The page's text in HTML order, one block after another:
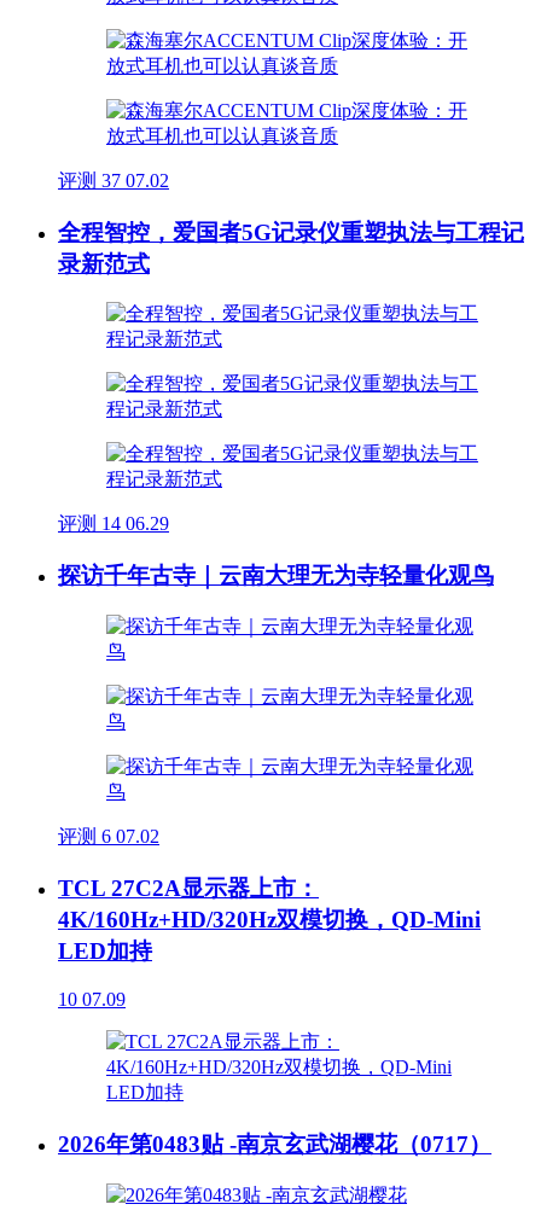
评测 37 07.02
全程智控，爱国者5G记录仪重塑执法与工程记
录新范式
评测 14 06.29
探访千年古寺｜云南大理无为寺轻量化观鸟
评测 6 07.02
TCL 27C2A显示器上市：
4K/160Hz+HD/320Hz双模切换，QD-Mini
LED加持
10 07.09
2026年第0483贴 -南京玄武湖樱花（0717）